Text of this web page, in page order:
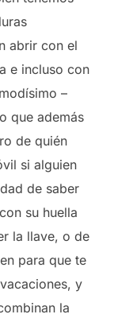
abrir con el
e incluso con
–
que además
de quién
si alguien
de saber
su huella
la llave, o de
para que te
y
la